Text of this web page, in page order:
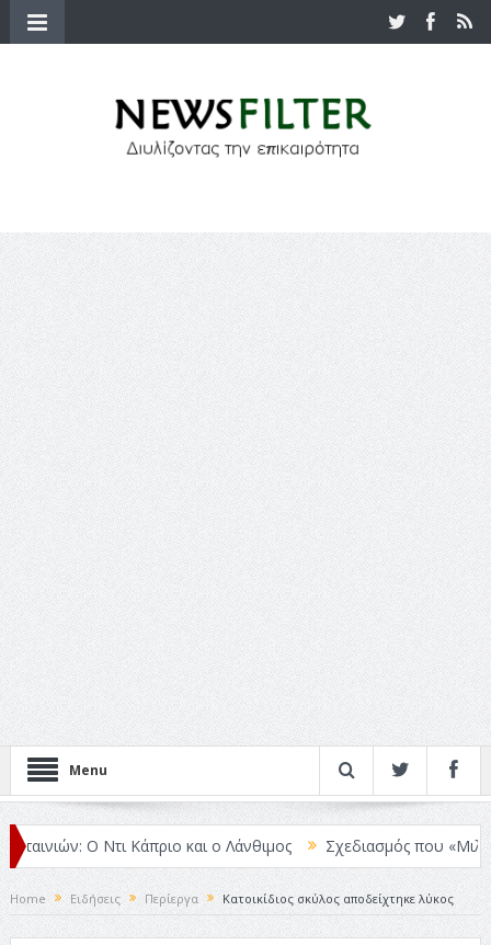
Menu
Ο Ντι Κάπριο και ο Λάνθιμος Σχεδιασμός που «Μιλάει»
Home Ειδήσεις Περίεργα Κατοικίδιος σκύλος αποδείχτηκε λύκος